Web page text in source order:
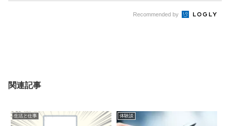
Recommended by
関連記事
生活と仕事 体験談